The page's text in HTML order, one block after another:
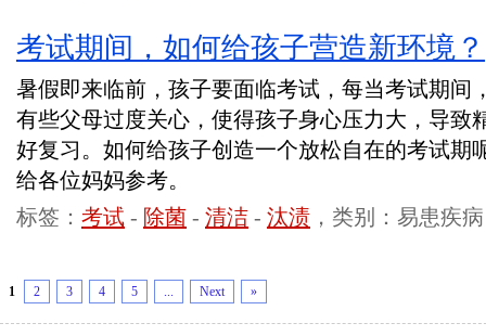
考试期间，如何给孩子营造新环境？
暑假即来临前，孩子要面临考试，每当考试期间
有些父母过度关心，使得孩子身心压力大，导致
好复习。如何给孩子创造一个放松自在的考试期
给各位妈妈参考。
标签： 考试 - 除菌 - 清洁 - 汰渍 ，类别：易患疾病
1 2 3 4 5 ... Next »